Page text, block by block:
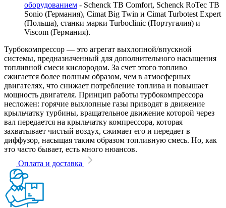
оборудованием - Schenck TB Comfort, Schenck RoTec TB
Sonio (Германия), Cimat Big Twin и Cimat Turbotest Expert
(Польша), станки марки Turboclinic (Португалия) и
Viscom (Германия).
Турбокомпрессор — это агрегат выхлопной/впускной
системы, предназначенный для дополнительного насыщения
топливной смеси кислородом. За счет этого топливо
сжигается более полным образом, чем в атмосферных
двигателях, что снижает потребление топлива и повышает
мощность двигателя. Принцип работы турбокомпрессора
несложен: горячие выхлопные газы приводят в движение
крыльчатку турбины, вращательное движение которой через
вал передается на крыльчатку компрессора, которая
захватывает чистый воздух, сжимает его и передает в
диффузор, насыщая таким образом топливную смесь. Но, как
это часто бывает, есть много нюансов.
Оплата и доставка